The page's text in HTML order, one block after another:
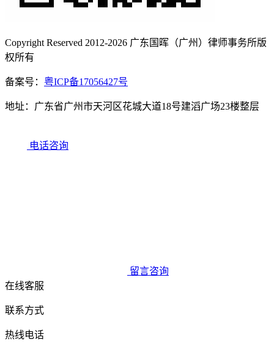
Copyright Reserved 2012-2026 广东国晖（广州）律师事务所版
权所有
备案号： 粤ICP备17056427号
地址：广东省广州市天河区花城大道18号建滔广场23楼整层
电话咨询
留言咨询
在线客服
联系方式
热线电话